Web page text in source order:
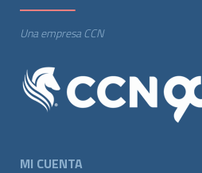
Una empresa CCN
MI CUENTA